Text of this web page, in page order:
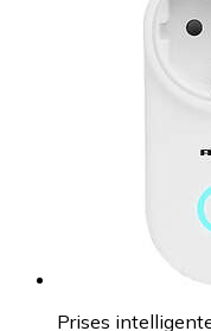
Prises